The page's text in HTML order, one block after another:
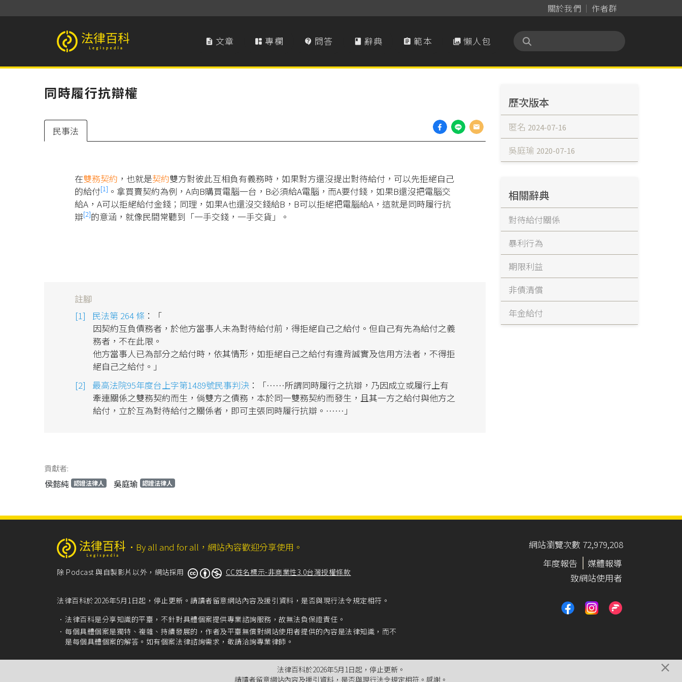
關於我們 作者群
法律百科 Legispedia  文章  專欄  問答  辭典  範本  懶人包
同時履行抗辯權
民事法
在雙務契約 ，也就是契約雙方對彼此互相負有義務時，如果對方還沒提出對待給付，可以先拒絕自己
的給付[1] 。拿買賣契約為例，A向B購買電腦一台，B必須給A電腦，而A要付錢，如果B還沒把電腦交
給A，A可以拒絕給付金錢；同理，如果A也還沒交錢給B，B可以拒絕把電腦給A，這就是同時履行抗
辯[2]的意涵，就像民間常聽到「一手交錢，一手交貨」。
註腳
民法第 264 條 ：「
因契約互負債務者，於他方當事人未為對待給付前，得拒絕自己之給付。但自己有先為給付之義
務者，不在此限。
他方當事人已為部分之給付時，依其情形，如拒絕自己之給付有違背誠實及信用方法者，不得拒
絕自己之給付。」
最高法院95年度台上字第1489號民事判決 ：「……所謂同時履行之抗辯，乃因成立或履行上有
牽連關係之雙務契約而生，倘雙方之債務，本於同一雙務契約而發生，且其一方之給付與他方之
給付，立於互為對待給付之關係者，即可主張同時履行抗辯。……」
貢獻者:
侯懿純 認證法律人 吳庭瑜 認證法律人
歷次版本
匿名 2024-07-16
吳庭瑜 2020-07-16
相關辭典
對待給付關係
暴利行為
期限利益
非債清償
年金給付
‧ By all and for all，網站內容歡迎分享使用。
除 Podcast 與自製影片以外，網站採用 CC姓名標示-非商業性3.0台灣授權條款
法律百科於2026年5月1日起，停止更新。請讀者留意網站內容及援引資料，是否與現行法令規定相符。
法律百科是分享知識的平臺，不針對具體個案提供專業諮詢服務，故無法負保證責任。
每個具體個案是獨特、複雜、持續發展的，作者及平臺無償對網站使用者提供的內容是法律知識，而不
是每個具體個案的解答。如有個案法律諮詢需求，敬請洽詢專業律師。
網站瀏覽次數 72,979,208
年度報告
媒體報導
致網站使用者
法律百科於2026年5月1日起，停止更新。
請讀者留意網站內容及援引資料，是否與現行法令規定相符。感謝。
×